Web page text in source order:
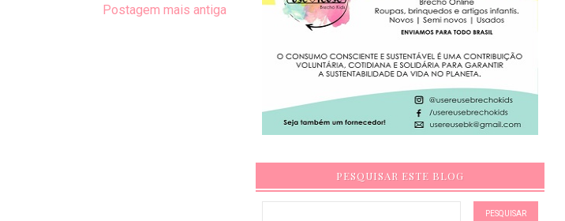
Postagem mais antiga
PESQUISAR ESTE BLOG